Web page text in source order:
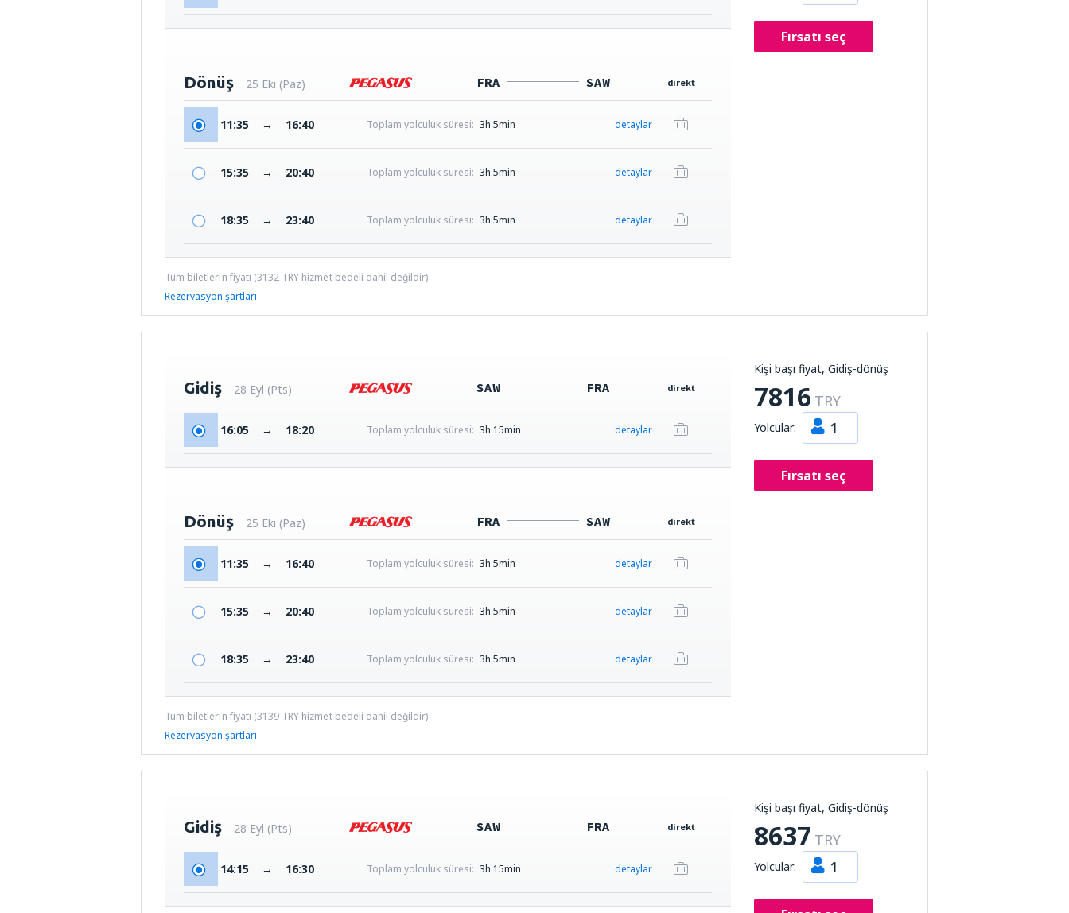
Fırsatı seç
Dönüş 25 Eki (Paz) FRA SAW direkt
11:35 → 16:40 Toplam yolculuk süresi: 3h 5min detaylar
15:35 → 20:40 Toplam yolculuk süresi: 3h 5min detaylar
18:35 → 23:40 Toplam yolculuk süresi: 3h 5min detaylar
Tüm biletlerin fiyatı (3132 TRY hizmet bedeli dahil değildir)
Rezervasyon şartları
Kişi başı fiyat, Gidiş-dönüş
7816 TRY
Yolcular: 1
Fırsatı seç
Gidiş 28 Eyl (Pts) SAW FRA direkt
16:05 → 18:20 Toplam yolculuk süresi: 3h 15min detaylar
Dönüş 25 Eki (Paz) FRA SAW direkt
11:35 → 16:40 Toplam yolculuk süresi: 3h 5min detaylar
15:35 → 20:40 Toplam yolculuk süresi: 3h 5min detaylar
18:35 → 23:40 Toplam yolculuk süresi: 3h 5min detaylar
Tüm biletlerin fiyatı (3139 TRY hizmet bedeli dahil değildir)
Rezervasyon şartları
Kişi başı fiyat, Gidiş-dönüş
8637 TRY
Yolcular: 1
Gidiş 28 Eyl (Pts) SAW FRA direkt
14:15 → 16:30 Toplam yolculuk süresi: 3h 15min detaylar